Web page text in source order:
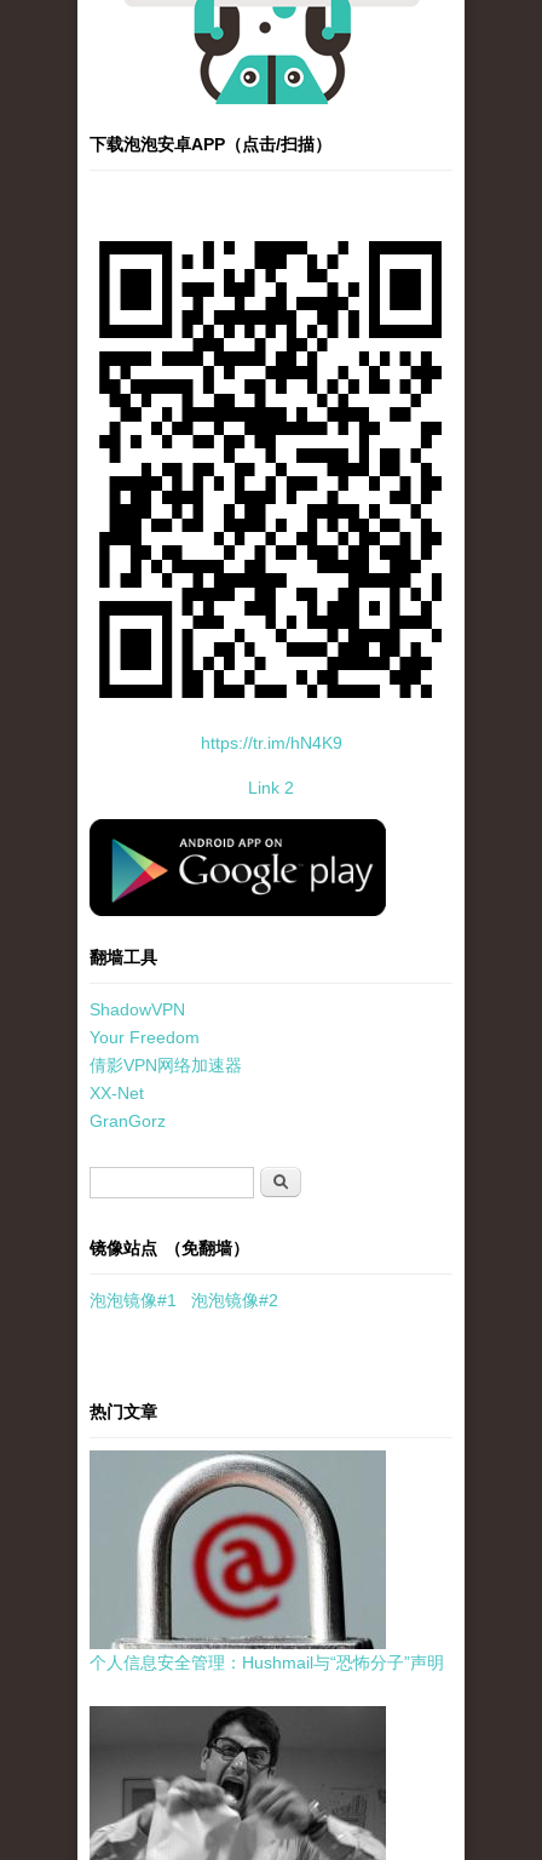
下载泡泡安卓APP（点击/扫描）
https://tr.im/hN4K9
Link 2
standard-icon-googleplay-app-store.png
翻墙工具
ShadowVPN
Your Freedom
倩影VPN网络加速器
XX-Net
GranGorz
搜索
镜像站点 （免翻墙）
泡泡镜像#1 泡泡镜像#2
热门文章
个人信息安全管理：Hushmail与“恐怖分子”声明